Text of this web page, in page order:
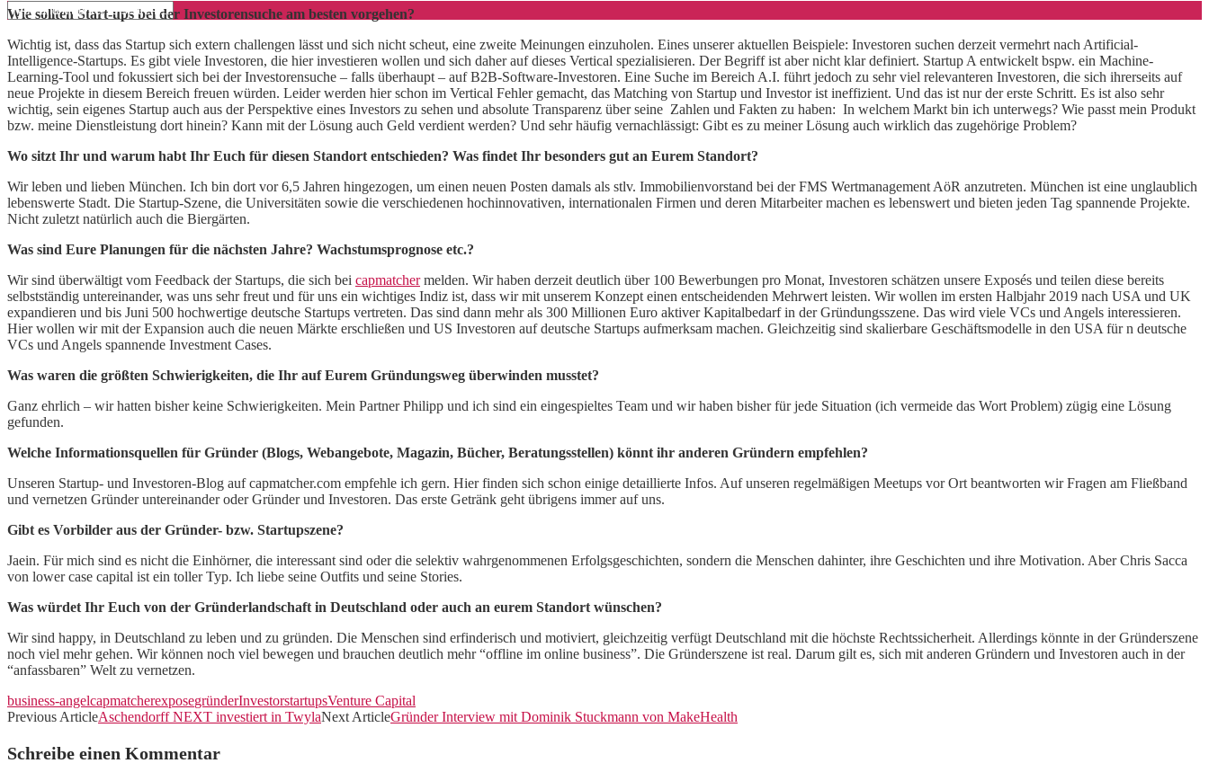
Wie sollten Start-ups bei der Investorensuche am besten vorgehen?
Wichtig ist, dass das Startup sich extern challengen lässt und sich nicht scheut, eine zweite Meinungen einzuholen. Eines unserer aktuellen Beispiele: Investoren suchen derzeit vermehrt nach Artificial-
Intelligence-Startups. Es gibt viele Investoren, die hier investieren wollen und sich daher auf dieses Vertical spezialisieren. Der Begriff ist aber nicht klar definiert. Startup A entwickelt bspw. ein Machine-
Learning-Tool und fokussiert sich bei der Investorensuche – falls überhaupt – auf B2B-Software-Investoren. Eine Suche im Bereich A.I. führt jedoch zu sehr viel relevanteren Investoren, die sich ihrerseits auf
neue Projekte in diesem Bereich freuen würden. Leider werden hier schon im Vertical Fehler gemacht, das Matching von Startup und Investor ist ineffizient. Und das ist nur der erste Schritt. Es ist also sehr
wichtig, sein eigenes Startup auch aus der Perspektive eines Investors zu sehen und absolute Transparenz über seine Zahlen und Fakten zu haben: In welchem Markt bin ich unterwegs? Wie passt mein Produkt
bzw. meine Dienstleistung dort hinein? Kann mit der Lösung auch Geld verdient werden? Und sehr häufig vernachlässigt: Gibt es zu meiner Lösung auch wirklich das zugehörige Problem?
Wo sitzt Ihr und warum habt Ihr Euch für diesen Standort entschieden? Was findet Ihr besonders gut an Eurem Standort?
Wir leben und lieben München. Ich bin dort vor 6,5 Jahren hingezogen, um einen neuen Posten damals als stlv. Immobilienvorstand bei der FMS Wertmanagement AöR anzutreten. München ist eine unglaublich
lebenswerte Stadt. Die Startup-Szene, die Universitäten sowie die verschiedenen hochinnovativen, internationalen Firmen und deren Mitarbeiter machen es lebenswert und bieten jeden Tag spannende Projekte.
Nicht zuletzt natürlich auch die Biergärten.
Was sind Eure Planungen für die nächsten Jahre? Wachstumsprognose etc.?
Wir sind überwältigt vom Feedback der Startups, die sich bei capmatchermelden. Wir haben derzeit deutlich über 100 Bewerbungen pro Monat, Investoren schätzen unsere Exposés und teilen diese bereits
selbstständig untereinander, was uns sehr freut und für uns ein wichtiges Indiz ist, dass wir mit unserem Konzept einen entscheidenden Mehrwert leisten. Wir wollen im ersten Halbjahr 2019 nach USA und UK
expandieren und bis Juni 500 hochwertige deutsche Startups vertreten. Das sind dann mehr als 300 Millionen Euro aktiver Kapitalbedarf in der Gründungsszene. Das wird viele VCs und Angels interessieren.
Hier wollen wir mit der Expansion auch die neuen Märkte erschließen und US Investoren auf deutsche Startups aufmerksam machen. Gleichzeitig sind skalierbare Geschäftsmodelle in den USA für n deutsche
VCs und Angels spannende Investment Cases.
Was waren die größten Schwierigkeiten, die Ihr auf Eurem Gründungsweg überwinden musstet?
Ganz ehrlich – wir hatten bisher keine Schwierigkeiten. Mein Partner Philipp und ich sind ein eingespieltes Team und wir haben bisher für jede Situation (ich vermeide das Wort Problem) zügig eine Lösung
gefunden.
Welche Informationsquellen für Gründer (Blogs, Webangebote, Magazin, Bücher, Beratungsstellen) könnt ihr anderen Gründern empfehlen?
Unseren Startup- und Investoren-Blog auf capmatcher.com empfehle ich gern. Hier finden sich schon einige detaillierte Infos. Auf unseren regelmäßigen Meetups vor Ort beantworten wir Fragen am Fließband
und vernetzen Gründer untereinander oder Gründer und Investoren. Das erste Getränk geht übrigens immer auf uns.
Gibt es Vorbilder aus der Gründer- bzw. Startupszene?
Jaein. Für mich sind es nicht die Einhörner, die interessant sind oder die selektiv wahrgenommenen Erfolgsgeschichten, sondern die Menschen dahinter, ihre Geschichten und ihre Motivation. Aber Chris Sacca
von lower case capital ist ein toller Typ. Ich liebe seine Outfits und seine Stories.
Was würdet Ihr Euch von der Gründerlandschaft in Deutschland oder auch an eurem Standort wünschen?
Wir sind happy, in Deutschland zu leben und zu gründen. Die Menschen sind erfinderisch und motiviert, gleichzeitig verfügt Deutschland mit die höchste Rechtssicherheit. Allerdings könnte in der Gründerszene
noch viel mehr gehen. Wir können noch viel bewegen und brauchen deutlich mehr “offline im online business”. Die Gründerszene ist real. Darum gilt es, sich mit anderen Gründern und Investoren auch in der
“anfassbaren” Welt zu vernetzen.
business-angelcapmatcherexposegründerInvestorstartupsVenture Capital
Previous ArticleAschendorff NEXT investiert in TwylaNext ArticleGründer Interview mit Dominik Stuckmann von MakeHealth
Schreibe einen Kommentar